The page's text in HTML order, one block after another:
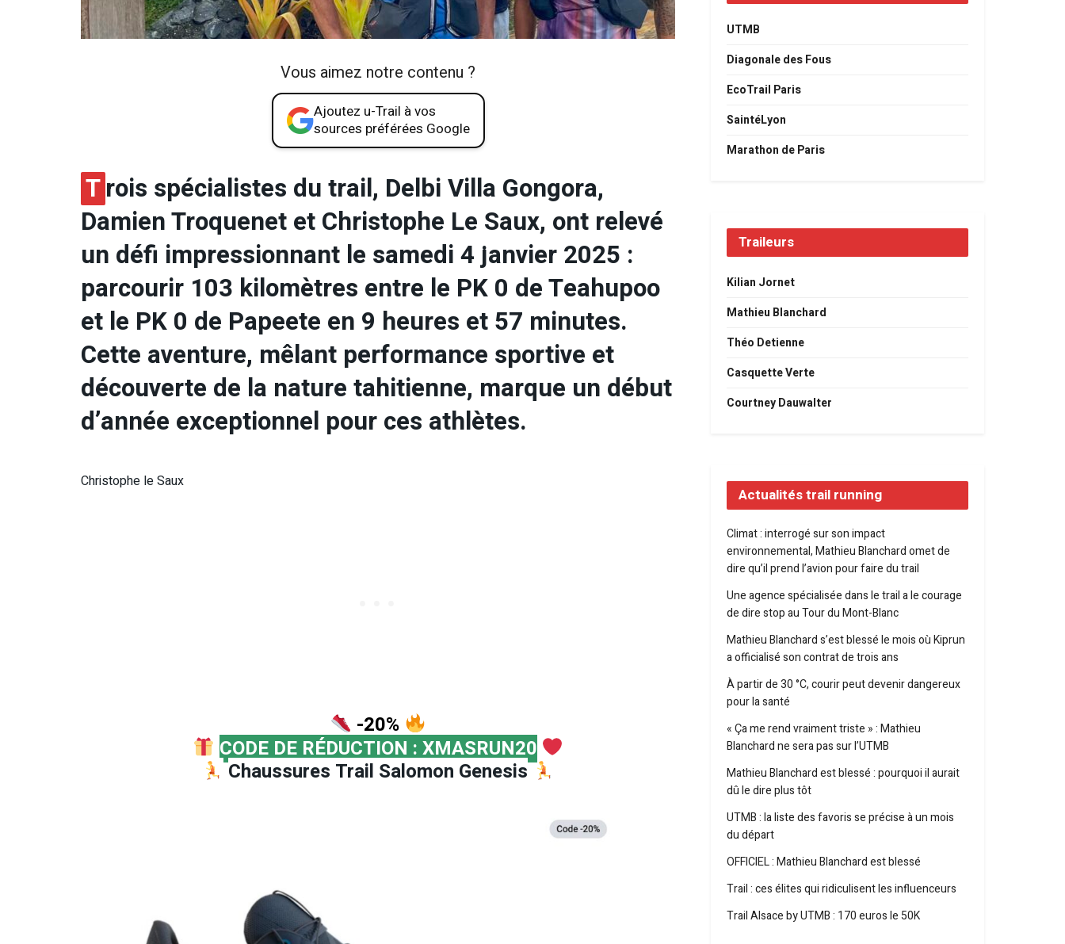
Vous aimez notre contenu ?
Ajoutez u-Trail à vos
sources préférées Google
Trois spécialistes du trail, Delbi Villa Gongora,
Damien Troquenet et Christophe Le Saux, ont relevé
un défi impressionnant le samedi 4 janvier 2025 :
parcourir 103 kilomètres entre le PK 0 de Teahupoo
et le PK 0 de Papeete en 9 heures et 57 minutes.
Cette aventure, mêlant performance sportive et
découverte de la nature tahitienne, marque un début
d’année exceptionnel pour ces athlètes.
Christophe le Saux
-20%
CODE DE RÉDUCTION : XMASRUN20
Chaussures Trail Salomon Genesis
UTMB
Diagonale des Fous
EcoTrail Paris
SaintéLyon
Marathon de Paris
Traileurs
Kilian Jornet
Mathieu Blanchard
Théo Detienne
Casquette Verte
Courtney Dauwalter
Actualités trail running
Climat : interrogé sur son impact
environnemental, Mathieu Blanchard omet de
dire qu’il prend l’avion pour faire du trail
Une agence spécialisée dans le trail a le courage
de dire stop au Tour du Mont-Blanc
Mathieu Blanchard s’est blessé le mois où Kiprun
a officialisé son contrat de trois ans
À partir de 30 °C, courir peut devenir dangereux
pour la santé
« Ça me rend vraiment triste » : Mathieu
Blanchard ne sera pas sur l’UTMB
Mathieu Blanchard est blessé : pourquoi il aurait
dû le dire plus tôt
UTMB : la liste des favoris se précise à un mois
du départ
OFFICIEL : Mathieu Blanchard est blessé
Trail : ces élites qui ridiculisent les influenceurs
Trail Alsace by UTMB : 170 euros le 50K